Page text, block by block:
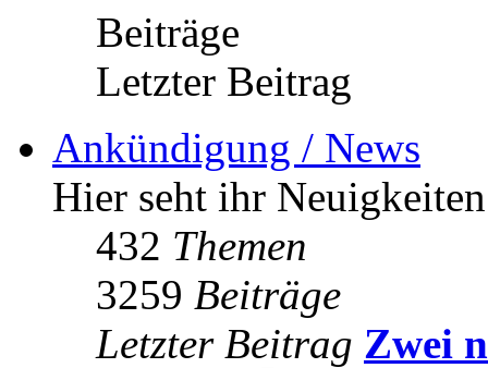
Beiträge
Letzter Beitrag
Ankündigung / News
Hier seht ihr
432 Themen
3259 Beiträge
Letzter Beitrag Zwei